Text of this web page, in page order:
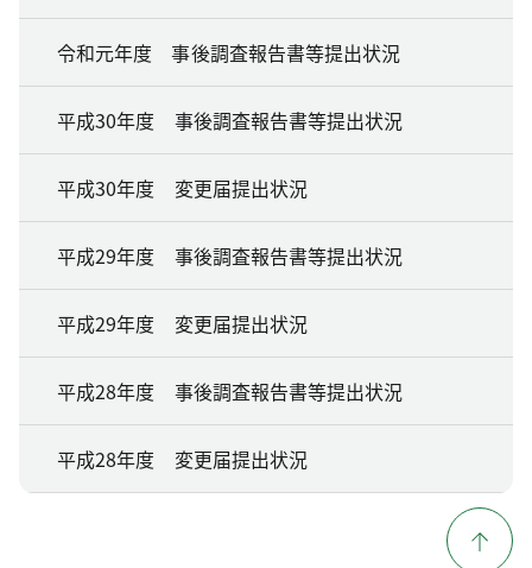
令和元年度 事後調査報告書等提出状況
平成30年度 事後調査報告書等提出状況
平成30年度 変更届提出状況
平成29年度 事後調査報告書等提出状況
平成29年度 変更届提出状況
平成28年度 事後調査報告書等提出状況
平成28年度 変更届提出状況